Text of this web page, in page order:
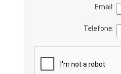
Email:
Telefone: